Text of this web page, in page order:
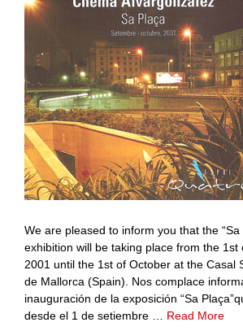
We are pleased to inform you that the “Sa
exhibition will be taking place from the 1st
2001 until the 1st of October at the Casal
de Mallorca (Spain). Nos complace
inauguración de la exposición “Sa
desde el 1 de setiembre … Read More